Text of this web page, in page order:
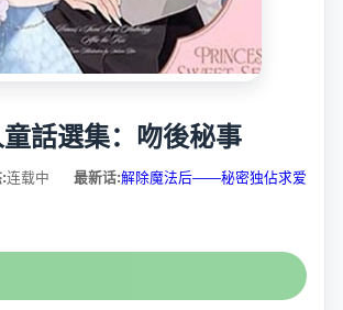
話選集：吻後秘事
连载中 最新话:解除魔法后——秘密独佔求爱